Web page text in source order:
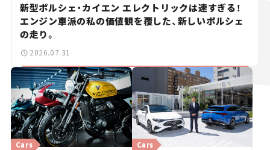
新型ポルシェ・カイエン エレクトリックは速すぎる！
エンジン車派の私の価値観を覆した、新しいポルシェ
の走り。
2026.07.31
Cars Cars